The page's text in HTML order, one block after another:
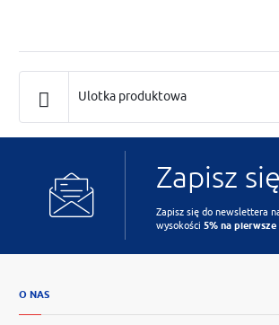
Ulotka produktowa
Zapisz
Zapisz się do newslettera
wysokości5% na
O NAS